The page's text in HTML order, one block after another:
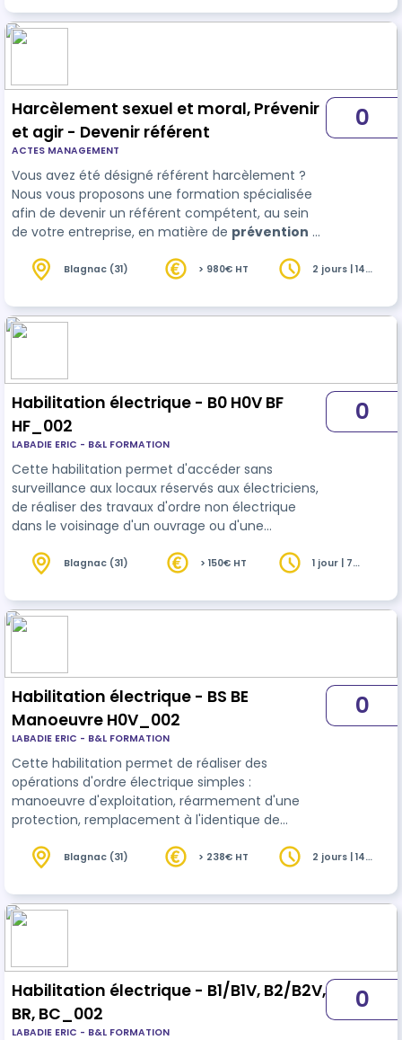
santé et sécurité au travail, dans le respect de
l’organisation de l’entreprise et des procédures
Harcèlement sexuel et moral, Prévenir
et agir - Devenir référent
ACTES MANAGEMENT
Vous avez été désigné référent harcèlement ?
Nous vous proposons une formation spécialisée
afin de devenir un référent compétent, au sein
de votre entreprise, en matière de prévention et
vous permettra de connaitre votre rôle exact, ce
mission de référent harcèlement et d’identifier
les moyens mis à votre disposition pour agir con…
0
Blagnac (31) > 980€ HT
2 jours | 14
Habilitation électrique - B0 H0V BF
HF_002
LABADIE ERIC - B&L FORMATION
Cette habilitation permet d'accéder sans
surveillance aux locaux réservés aux électriciens,
de réaliser des travaux d'ordre non électrique
dans le voisinage d'un ouvrage ou d'une
tension (fouille, nettoyage, élagage, maçonnerie,
0
Blagnac (31) > 150€ HT
1 jour | 7
Habilitation électrique - BS BE
Manoeuvre H0V_002
LABADIE ERIC - B&L FORMATION
Cette habilitation permet de réaliser des
opérations d'ordre électrique simples :
manoeuvre d'exploitation, réarmement d'une
protection, remplacement à l'identique de
accessoire d'éclairage, raccordement d'un
convecteur,...) sur un circuit en attente et
protéger dans les limites de 400V et 32A.
0
Blagnac (31) > 238€ HT
2 jours | 14
Habilitation électrique - B1/B1V, B2/B2V,
BR, BC_002
LABADIE ERIC - B&L FORMATION
0